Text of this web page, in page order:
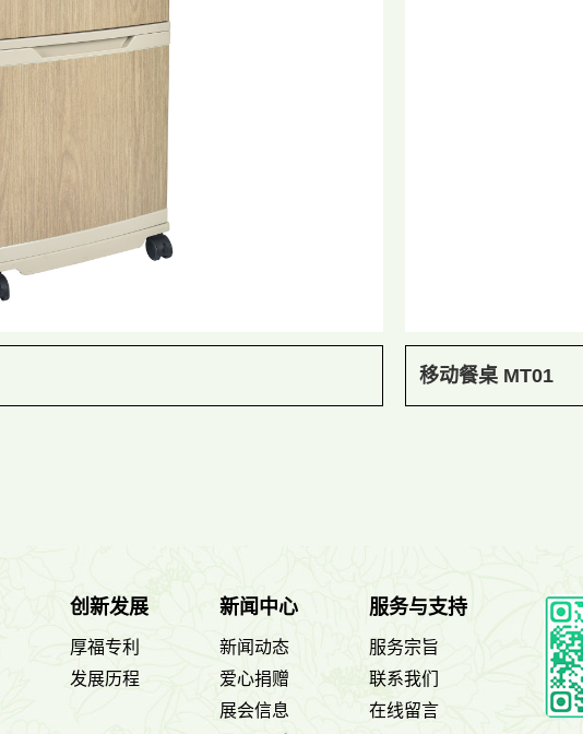
移动餐桌 MT01
创新发展
厚福专利
发展历程
新闻中心
新闻动态
爱心捐赠
展会信息
服务与支持
服务宗旨
联系我们
在线留言